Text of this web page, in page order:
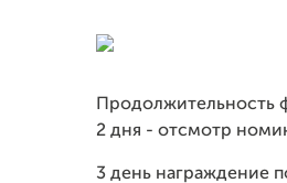
Продолжительность
2 дня - отсмотр
3 день награждение